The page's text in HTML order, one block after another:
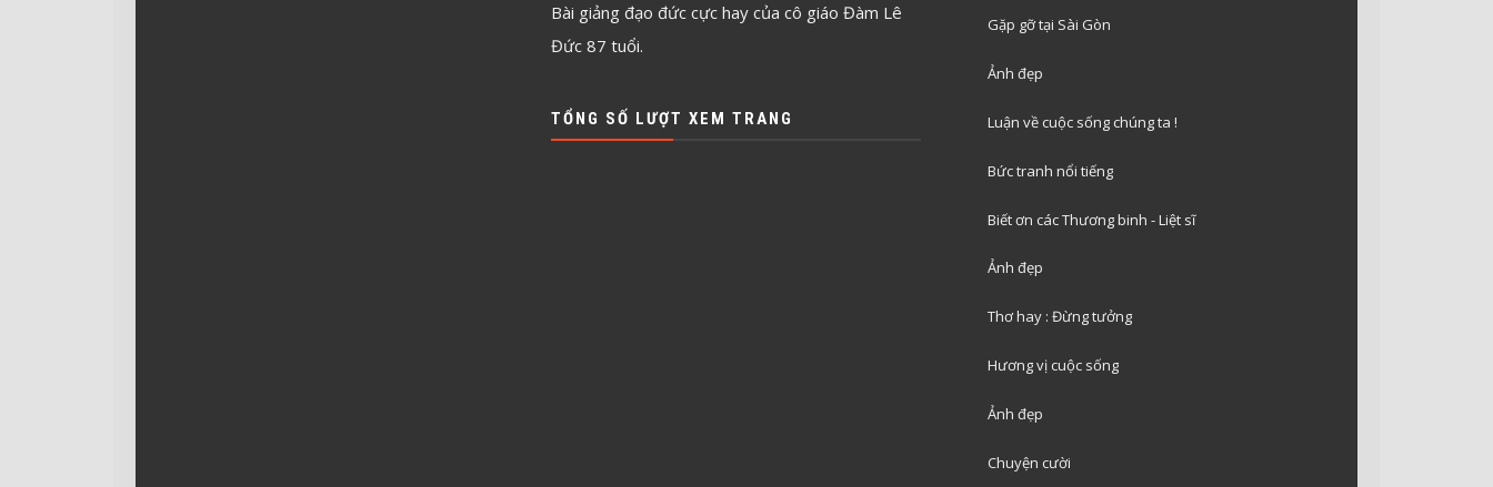
Bài giảng đạo đức cực hay của cô giáo Đàm Lê
Đức 87 tuổi.
TỔNG SỐ LƯỢT XEM TRANG
Gặp gỡ tại Sài Gòn
Ảnh đẹp
Luận về cuộc sống chúng ta !
Bức tranh nổi tiếng
Biết ơn các Thương binh - Liệt sĩ
Ảnh đẹp
Thơ hay : Đừng tưởng
Hương vị cuộc sống
Ảnh đẹp
Chuyện cười